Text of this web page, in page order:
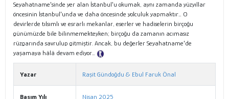
Seyahatname'sinde yer alan İstanbul'u okumak, aynı zamanda yüzyıllar
öncesinin İstanbul'unda ve daha öncesinde yolculuk yapmaktır… O
devirlerde tılsımlı ve esrarlı mekanlar, eserler ve hadiselerin birçoğu
günümüzde bile bilinmemekteyken; birçoğu da zamanın acımasız
rüzgarında savrulup gitmiştir. Ancak, bu değerler Seyahatname'de
yaşamaya hâlâ devam ediyor…
Yazar Raşit Gündoğdu & Ebul Faruk Önal
Basım Yılı Nisan 2025